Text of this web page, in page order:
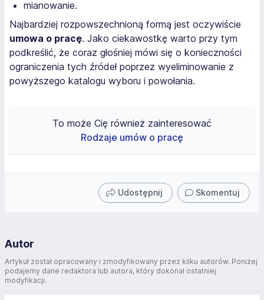
mianowanie.
Najbardziej rozpowszechnioną formą jest oczywiście
umowa o pracę. Jako ciekawostkę warto przy tym
podkreślić, że coraz głośniej mówi się o konieczności
ograniczenia tych źródeł poprzez wyeliminowanie z
powyższego katalogu wyboru i powołania.
To może Cię również zainteresować
Rodzaje umów o pracę
Udostępnij Skomentuj
Autor
Artykuł został opracowany i zmodyfikowany przez kilku autorów. Poniżej
podajemy dane redaktora lub autora, który dokonał ostatniej
modyfikacji.